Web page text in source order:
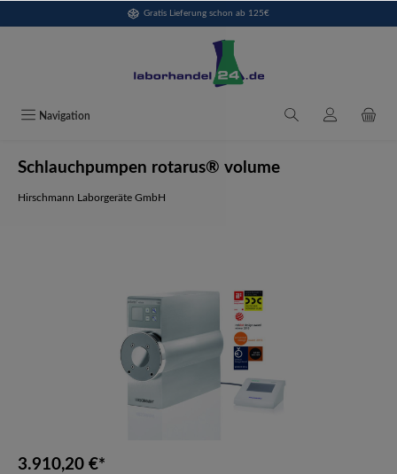
Gratis Lieferung schon ab 125€
Navigation
Schlauchpumpen rotarus® volume
Hirschmann Laborgeräte GmbH
3.910,20 €*